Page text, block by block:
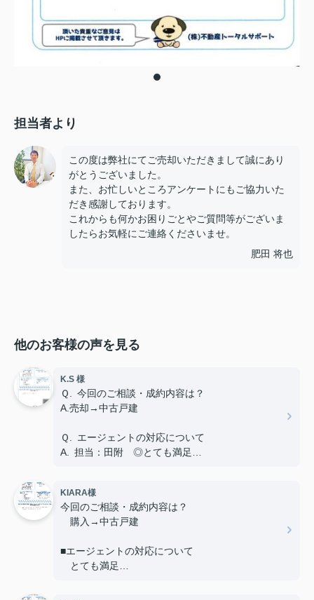
担当者より
この度は弊社にてご売却いただきまして誠にあり
がとうございました。
また、お忙しいところアンケートにもご協力いた
だき感謝しております。
これからも何かお困りごとやご質問等がございま
したらお気軽にご連絡くださいませ。
肥田 将也
他のお客様の声を見る
K.S 様
Ｑ. 今回のご相談・成約内容は？
A.売却→中古戸建
Ｑ. エージェントの対応について
A. 担当：田附 ◎とても満足
る場合、当店を薦めようと思いますか？
A.はい
のアドバイスやメッセージ等、何でもお書き下さ
い。
KIARA様
今回のご相談・成約内容は？
購入→中古戸建
■エージェントの対応について
とても満足